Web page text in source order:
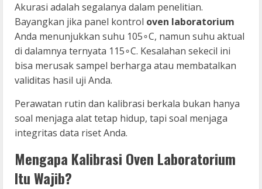
Akurasi adalah segalanya dalam penelitian.
Bayangkan jika panel kontrol oven laboratorium
Anda menunjukkan suhu 105∘C, namun suhu aktual
di dalamnya ternyata 115∘C. Kesalahan sekecil ini
bisa merusak sampel berharga atau membatalkan
validitas hasil uji Anda.
Perawatan rutin dan kalibrasi berkala bukan hanya
soal menjaga alat tetap hidup, tapi soal menjaga
integritas data riset Anda.
Mengapa Kalibrasi Oven Laboratorium
Itu Wajib?